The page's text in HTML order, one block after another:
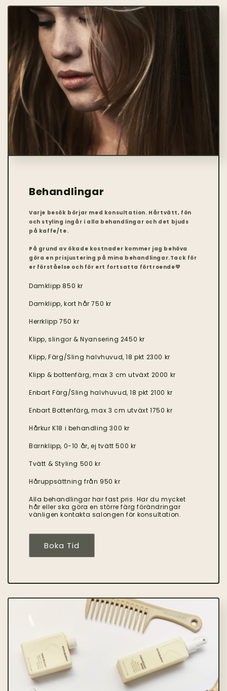
Behandlingar
Varje besök börjar med konsultation. Hårtvätt, fön
och styling ingår i alla behandlingar och det bjuds
på kaffe/te.
På grund av ökade kostnader kommer jag behöva
göra en prisjustering på mina behandlingar.Tack för
er förståelse och för ert fortsatta förtroende💛
Damklipp 850 kr
Damklipp, kort hår 750 kr
Herrklipp 750 kr
Klipp, slingor & Nyansering 2450 kr
Klipp, Färg/Sling halvhuvud, 18 pkt 2300 kr
Klipp & bottenfärg, max 3 cm utväxt 2000 kr
Enbart Färg/Sling halvhuvud, 18 pkt 2100 kr
Enbart Bottenfärg, max 3 cm utväxt 1750 kr
Hårkur K18 i behandling 300 kr
Barnklipp, 0-10 år, ej tvätt 500 kr
Tvätt & Styling 500 kr
Håruppsättning från 950 kr
Alla behandlingar har fast pris. Har du mycket
hår eller ska göra en större färg förändringar
vänligen kontakta salongen för konsultation.
Boka Tid